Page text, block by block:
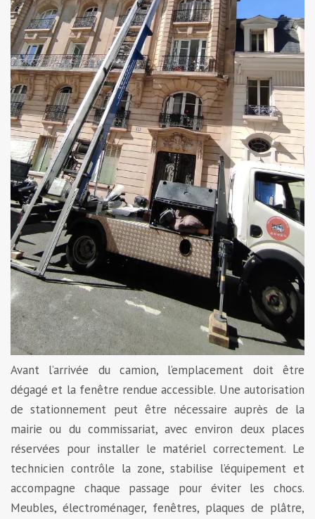
Avant l’arrivée du camion, l’emplacement doit être
dégagé et la fenêtre rendue accessible. Une autorisation
de stationnement peut être nécessaire auprès de la
mairie ou du commissariat, avec environ deux places
réservées pour installer le matériel correctement. Le
technicien contrôle la zone, stabilise l’équipement et
accompagne chaque passage pour éviter les chocs.
Meubles, électroménager, fenêtres, plaques de plâtre,